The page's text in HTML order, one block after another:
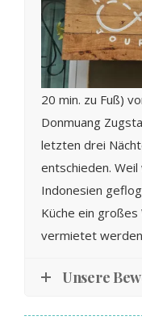
20 min. zu Fuß)
Donmuang
letzten drei
entschieden.
Indonesien
Küche ein
vermietet
Unsere